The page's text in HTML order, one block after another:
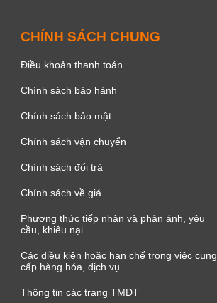
CHÍNH SÁCH CHUNG
Điều khoản thanh toán
Chính sách bảo hành
Chính sách bảo mật
Chính sách vận chuyển
Chính sách đổi trả
Chính sách về giá
Phương thức tiếp nhận và phản ánh, yêu
cầu, khiêu nại
Các điều kiện hoặc hạn chế trong việc cung
cấp hàng hóa, dịch vụ
Thông tin các trang TMĐT